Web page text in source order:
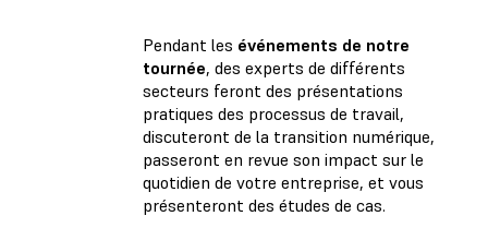
Pendant les événements de notre
tournée, des experts de différents
secteurs feront des présentations
pratiques des processus de travail,
discuteront de la transition numérique,
passeront en revue son impact sur le
quotidien de votre entreprise, et vous
présenteront des études de cas.